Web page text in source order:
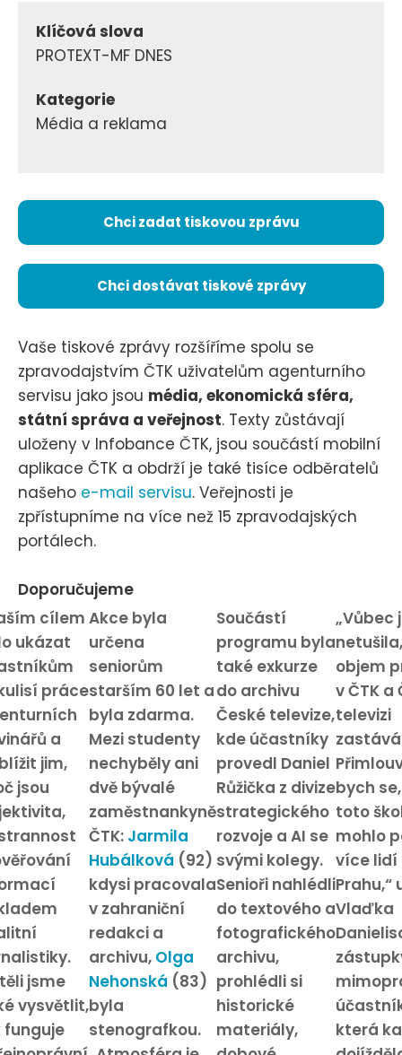
Klíčová slova
PROTEXT-MF DNES
Kategorie
Média a reklama
Chci zadat tiskovou zprávu
Chci dostávat tiskové zprávy
Vaše tiskové zprávy rozšíříme spolu se
zpravodajstvím ČTK uživatelům agenturního
servisu jako jsou média, ekonomická sféra,
státní správa a veřejnost. Texty zůstávají
uloženy v Infobance ČTK, jsou součástí mobilní
aplikace ČTK a obdrží je také tisíce odběratelů
našeho e-mail servisu. Veřejnosti je
zpřístupníme na více než 15 zpravodajských
portálech.
Doporučujeme
cílem
ukázat
práce
a
jim,
jsou
jsme
vysvětlit,
funguje
Akce byla
určena
seniorům
starším 60 let a
byla zdarma.
Mezi studenty
nechyběly ani
dvě bývalé
zaměstnankyně
ČTK: Jarmila
Hubálková (92)
kdysi pracovala
v zahraniční
redakci a
archivu, Olga
Nehonská (83)
byla
stenografkou.
Součástí
programu byla
také exkurze
do archivu
České televize,
kde účastníky
provedl Daniel
Růžička z divize
strategického
rozvoje a AI se
svými kolegy.
Senioři nahlédli
do textového a
fotografického
archivu,
prohlédli si
historické
materiály,
„Vůbec
objem
v ČTK a
televizi
bych
toto
mohlo
více lidí
Prahu,“
Vlaďka
která